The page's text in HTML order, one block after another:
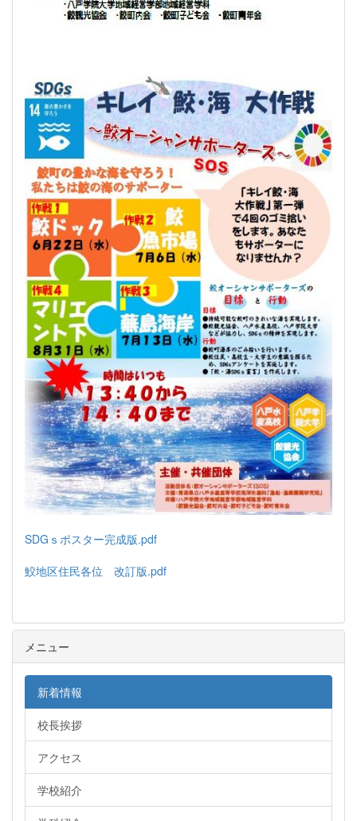
SDGｓポスター完成版.pdf
鮫地区住民各位 改訂版.pdf
メニュー
新着情報
校長挨拶
アクセス
学校紹介